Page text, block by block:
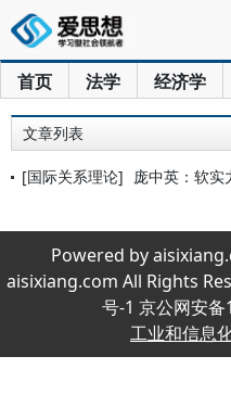
首页 法学 经济学
文章列表
[国际关系理论] 庞中英：软实
Powered by
aisixiang.com All Rights
号-1 京公网安
工业和信息